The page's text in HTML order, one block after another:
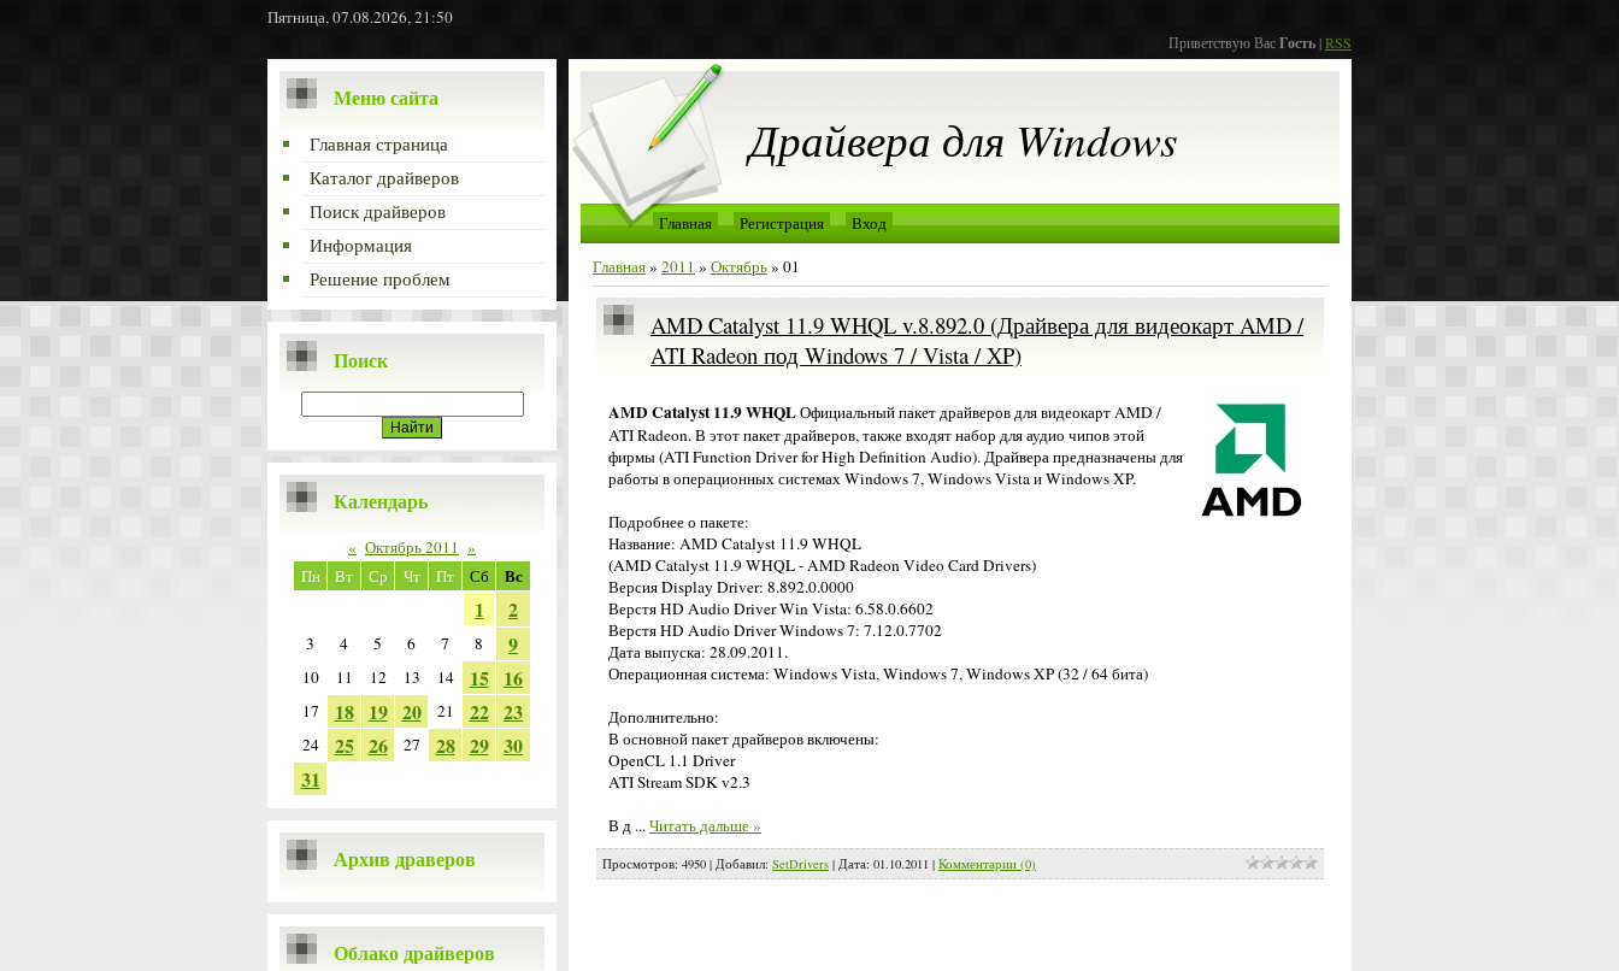
Пятница, 07.08.2026, 21:50
Приветствую ВасГость|RSS
Меню сайта
Главная страница
Каталог драйверов
Поиск драйверов
Информация
Решение проблем
Поиск
Календарь
« Октябрь 2011 »
Пн
Вт Ср Чт Пт Сб Вс
1 2
3 4 5 6 7 8 9
10 11 12 13 14 15 16
17 18 19 20 21 22 23
24 25 26 27 28 29 30
31
Архив драверов
Облако драйверов
Драйвера для Windows
Главная Регистрация
Вход
Главная» 2011 » Октябрь» 01
AMD Catalyst 11.9 WHQL v.8.892.0 (Драйвера для видеокарт AMD /
ATI Radeon под Windows 7 / Vista / XP)
AMD Catalyst 11.9 WHQLОфициальный пакет драйверов для видеокарт AMD /
ATI Radeon. В этот пакет драйверов, также входят набор для аудио чипов этой
фирмы (ATI Function Driver for High Definition Audio). Драйвера предназначены для
работы в операционных системах Windows 7, Windows Vista и Windows XP.
Подробнее о пакете:
Название: AMD Catalyst 11.9 WHQL
(AMD Catalyst 11.9 WHQL - AMD Radeon Video Card Drivers)
Версия Display Driver: 8.892.0.0000
Верстя HD Audio Driver Win Vista: 6.58.0.6602
Верстя HD Audio Driver Windows 7: 7.12.0.7702
Дата выпуска: 28.09.2011.
Операционная система: Windows Vista, Windows 7, Windows XP (32 / 64 бита)
Дополнительно:
В основной пакет драйверов включены:
OpenCL 1.1 Driver
ATI Stream SDK v2.3
В д ...Читать дальше »
Просмотров: 4950 | Добавил: SetDrivers | Дата: 01.10.2011 | Комментарии (0)